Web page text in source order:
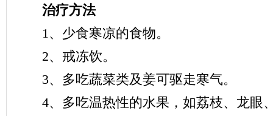
治疗方法
1、少食寒凉的食物。
2、戒冻饮。
3、多吃蔬菜类及姜可驱走寒气。
4、多吃温热性的水果，如荔枝、龙眼